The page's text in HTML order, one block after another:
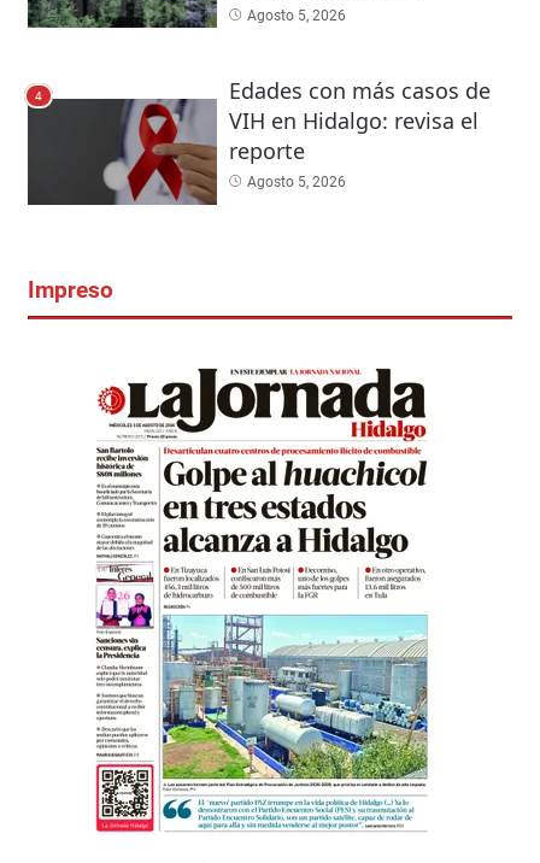
Agosto 5, 2026
4
Edades con más casos de
VIH en Hidalgo: revisa el
reporte
Agosto 5, 2026
Impreso